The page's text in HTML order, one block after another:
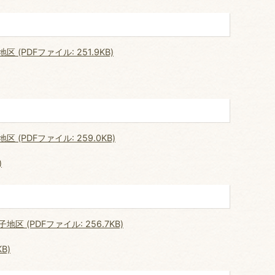
区 (PDFファイル: 251.9KB)
区 (PDFファイル: 259.0KB)
地区 (PDFファイル: 256.7KB)